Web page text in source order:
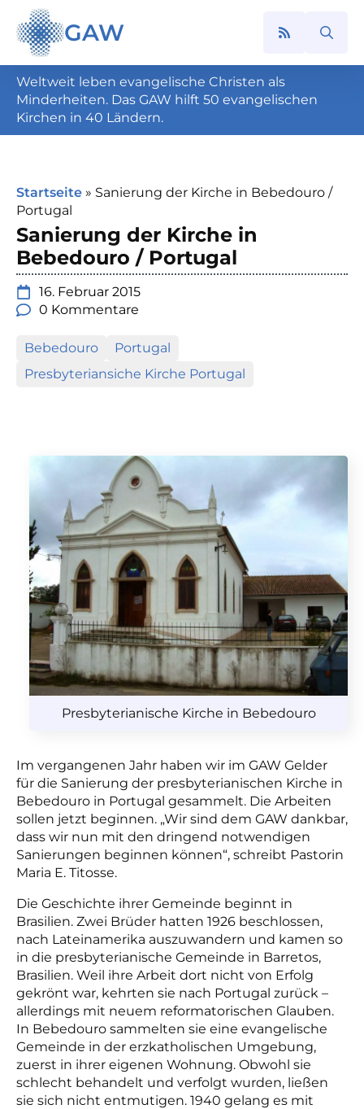
GAW
Search
Weltweit leben evangelische Christen als
Minderheiten. Das GAW hilft 50 evangelischen
Kirchen in 40 Ländern.
Startseite » Sanierung der Kirche in Bebedouro /
Portugal
Sanierung der Kirche in
Bebedouro / Portugal
16. Februar 2015
0 Kommentare
Bebedouro
Portugal
Presbyteriansiche Kirche Portugal
Presbyterianische Kirche in Bebedouro
Im vergangenen Jahr haben wir im GAW Gelder
für die Sanierung der presbyterianischen Kirche in
Bebedouro in Portugal gesammelt. Die Arbeiten
sollen jetzt beginnen. „Wir sind dem GAW dankbar,
dass wir nun mit den dringend notwendigen
Sanierungen beginnen können“, schreibt Pastorin
Maria E. Titosse.
Die Geschichte ihrer Gemeinde beginnt in
Brasilien. Zwei Brüder hatten 1926 beschlossen,
nach Lateinamerika auszuwandern und kamen so
in die presbyterianische Gemeinde in Barretos,
Brasilien. Weil ihre Arbeit dort nicht von Erfolg
gekrönt war, kehrten sie nach Portugal zurück –
allerdings mit neuem reformatorischen Glauben.
In Bebedouro sammelten sie eine evangelische
Gemeinde in der erzkatholischen Umgebung,
zuerst in ihrer eigenen Wohnung. Obwohl sie
schlecht behandelt und verfolgt wurden, ließen
sie sich nicht entmutigen. 1940 gelang es mit